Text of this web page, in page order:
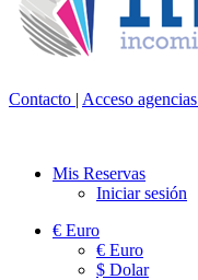
Contacto | Acceso agencias
Mis Reservas
Iniciar sesión
€ Euro
€ Euro
$ Dolar